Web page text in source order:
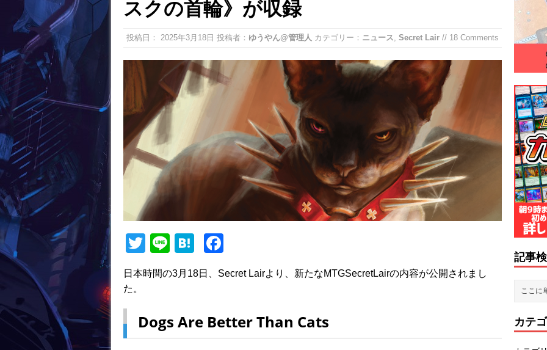
スクの首輪》が収録
投稿日： 2025年3月18日 投稿者： ゆうやん@管理人 カテゴリー： ニュース, Secret Lair // 18 Comments
T
w
itt
Li
e
H
e
a
c
b
o
日本時間の3月18日、Secret Lairより、新たなMTGSecretLairの内容が公開されまし
た。
Dogs Are Better Than Cats
記事
カテ